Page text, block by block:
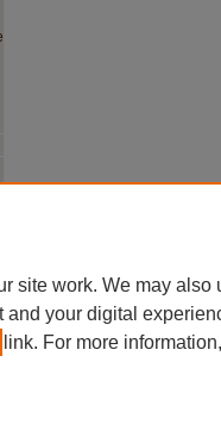
site work. We may
your digital
link. For more